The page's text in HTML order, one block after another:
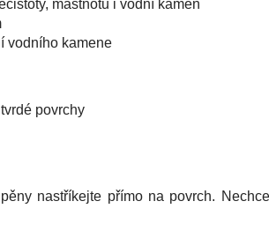
mastnotu i vodní kámen
vodního kamene
povrchy
nastříkejte přímo na povrch.